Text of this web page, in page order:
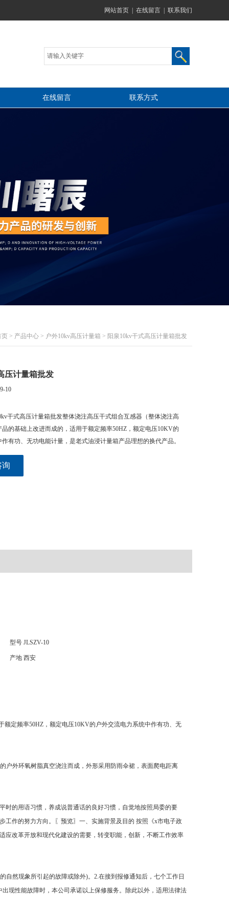
网站首页 在线留言 联系我们
在线留言 联系方式
页 > 产品中心 > 户外10kv高压计量箱 > 阳泉10kv干式高压计量箱批发
压计量箱批发
10
干式高压计量箱批发整体浇注高压干式组合互感器（整体浇注高
的基础上改进而成的，适用于额定频率50HZ，额定电压10KV的
有功、无功电能计量，是老式油浸计量箱产品理想的换代产品。
询
型号 JLSZV-10
产地 西安
定频率50HZ，额定电压10KV的户外交流电力系统中作有功、无
外环氧树脂真空浇注而成，外形采用防雨伞裙，表面爬电距离
时的用语习惯，养成说普通话的良好习惯，自觉地按照局委的要
作的努力方向。〖预览〗一、实施背景及目的 按照《x市电子政
改革开放和现代化建设的需要，转变职能，创新，不断工作效率
然现象所引起的故障或除外)。2.在接到报修通知后，七个工作日
现性能故障时，本公司承诺以上保修服务。除此以外，适用法律法